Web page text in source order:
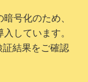
号化のため、
入しています。
結果をご確認